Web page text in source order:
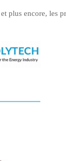
plus encore, les